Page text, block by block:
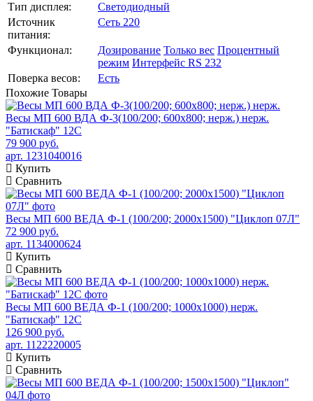
Тип дисплея:
Светодиодный
Источник
питания:
Сеть 220
Функционал: Дозирование Только вес Процентный
режим Интерфейс RS 232
Поверка весов:
Есть
Похожие Товары
Весы МП 600 ВДА Ф-3(100/200; 600х800; нерж.) нерж.
"Батискаф" 12С
79 900 руб.
арт. 1231040016
Купить
Сравнить
Весы МП 600 ВЕДА Ф-1 (100/200; 2000х1500) "Циклоп 07Л"
72 900 руб.
арт. 1134000624
Купить
Сравнить
Весы МП 600 ВЕДА Ф-1 (100/200; 1000х1000) нерж.
"Батискаф" 12С
126 900 руб.
арт. 1122220005
Купить
Сравнить